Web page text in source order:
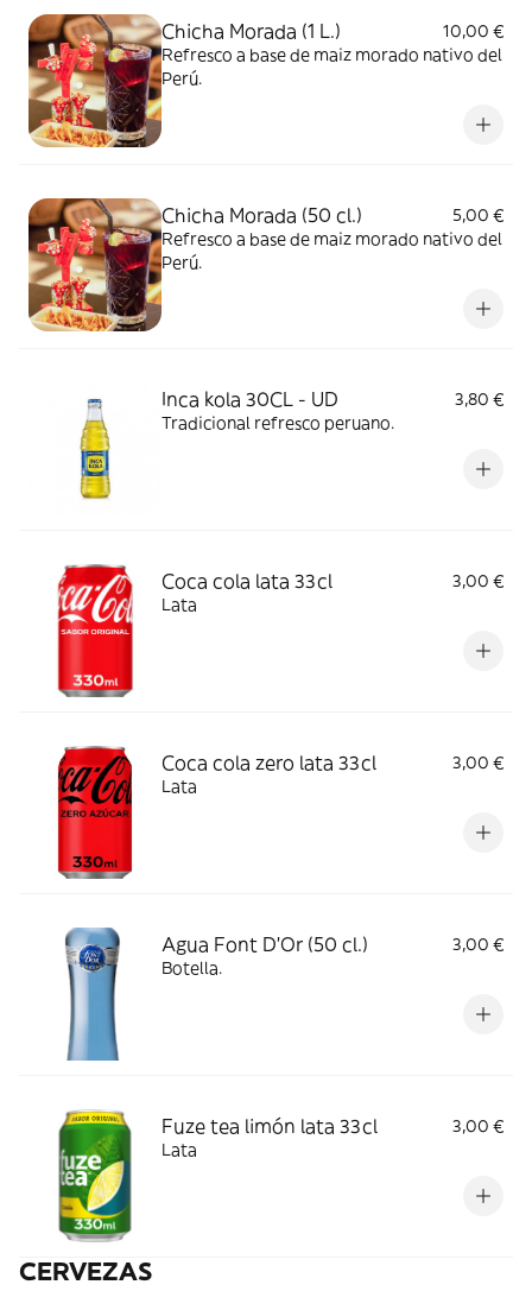
Chicha Morada (1 L.)
10,00 €
Refresco a base de maiz morado nativo del
Perú.
Chicha Morada (50 cl.)
5,00 €
Refresco a base de maiz morado nativo del
Perú.
Inca kola 30CL - UD
3,80 €
Tradicional refresco peruano.
Coca cola lata 33cl
3,00 €
Lata
Coca cola zero lata 33cl
3,00 €
Lata
Agua Font D'Or (50 cl.)
3,00 €
Botella.
Fuze tea limón lata 33cl
3,00 €
Lata
CERVEZAS